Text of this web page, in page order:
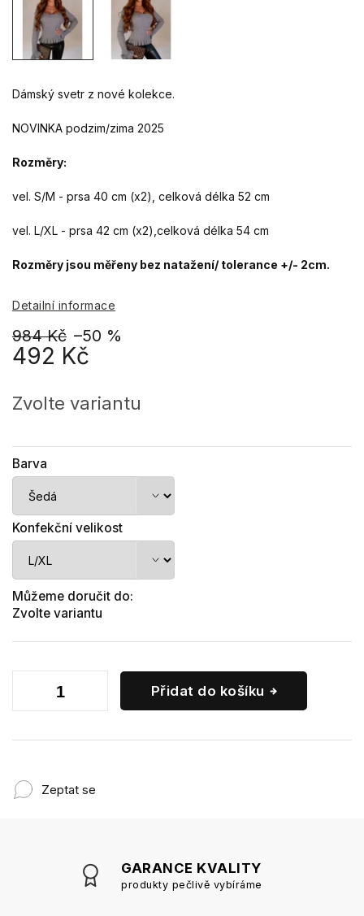
984 Kč –50 %
492 Kč
cena:
Zvolte variantu
Barva
Konfekční velikost
Můžeme doručit do:
Zvolte variantu
Přidat do košíku
Dámský svetr z nové kolekce.
NOVINKA podzim/zima 2025
Rozměry:
vel. S/M - prsa 40 cm (x2), celková délka 52 cm
vel. L/XL - prsa 42 cm (x2),celková délka 54 cm
Rozměry jsou měřeny bez natažení/ tolerance +/- 2cm.
Detailní informace
Zeptat se
GARANCE KVALITY
produkty pečlivě vybíráme